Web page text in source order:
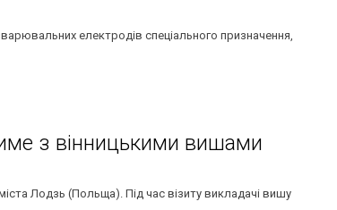
електродів спеціального призначення,
з вінницькими вишами
міста Лодзь (Польща). Під час візиту викладачі вишу